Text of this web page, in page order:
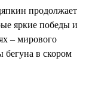
продолжает
яркие победы и
– мирового
бегуна в скором